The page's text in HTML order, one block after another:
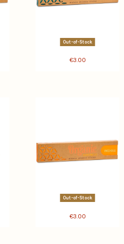
Out-of-Stock
€3.00
Out-of-Stock
€3.00